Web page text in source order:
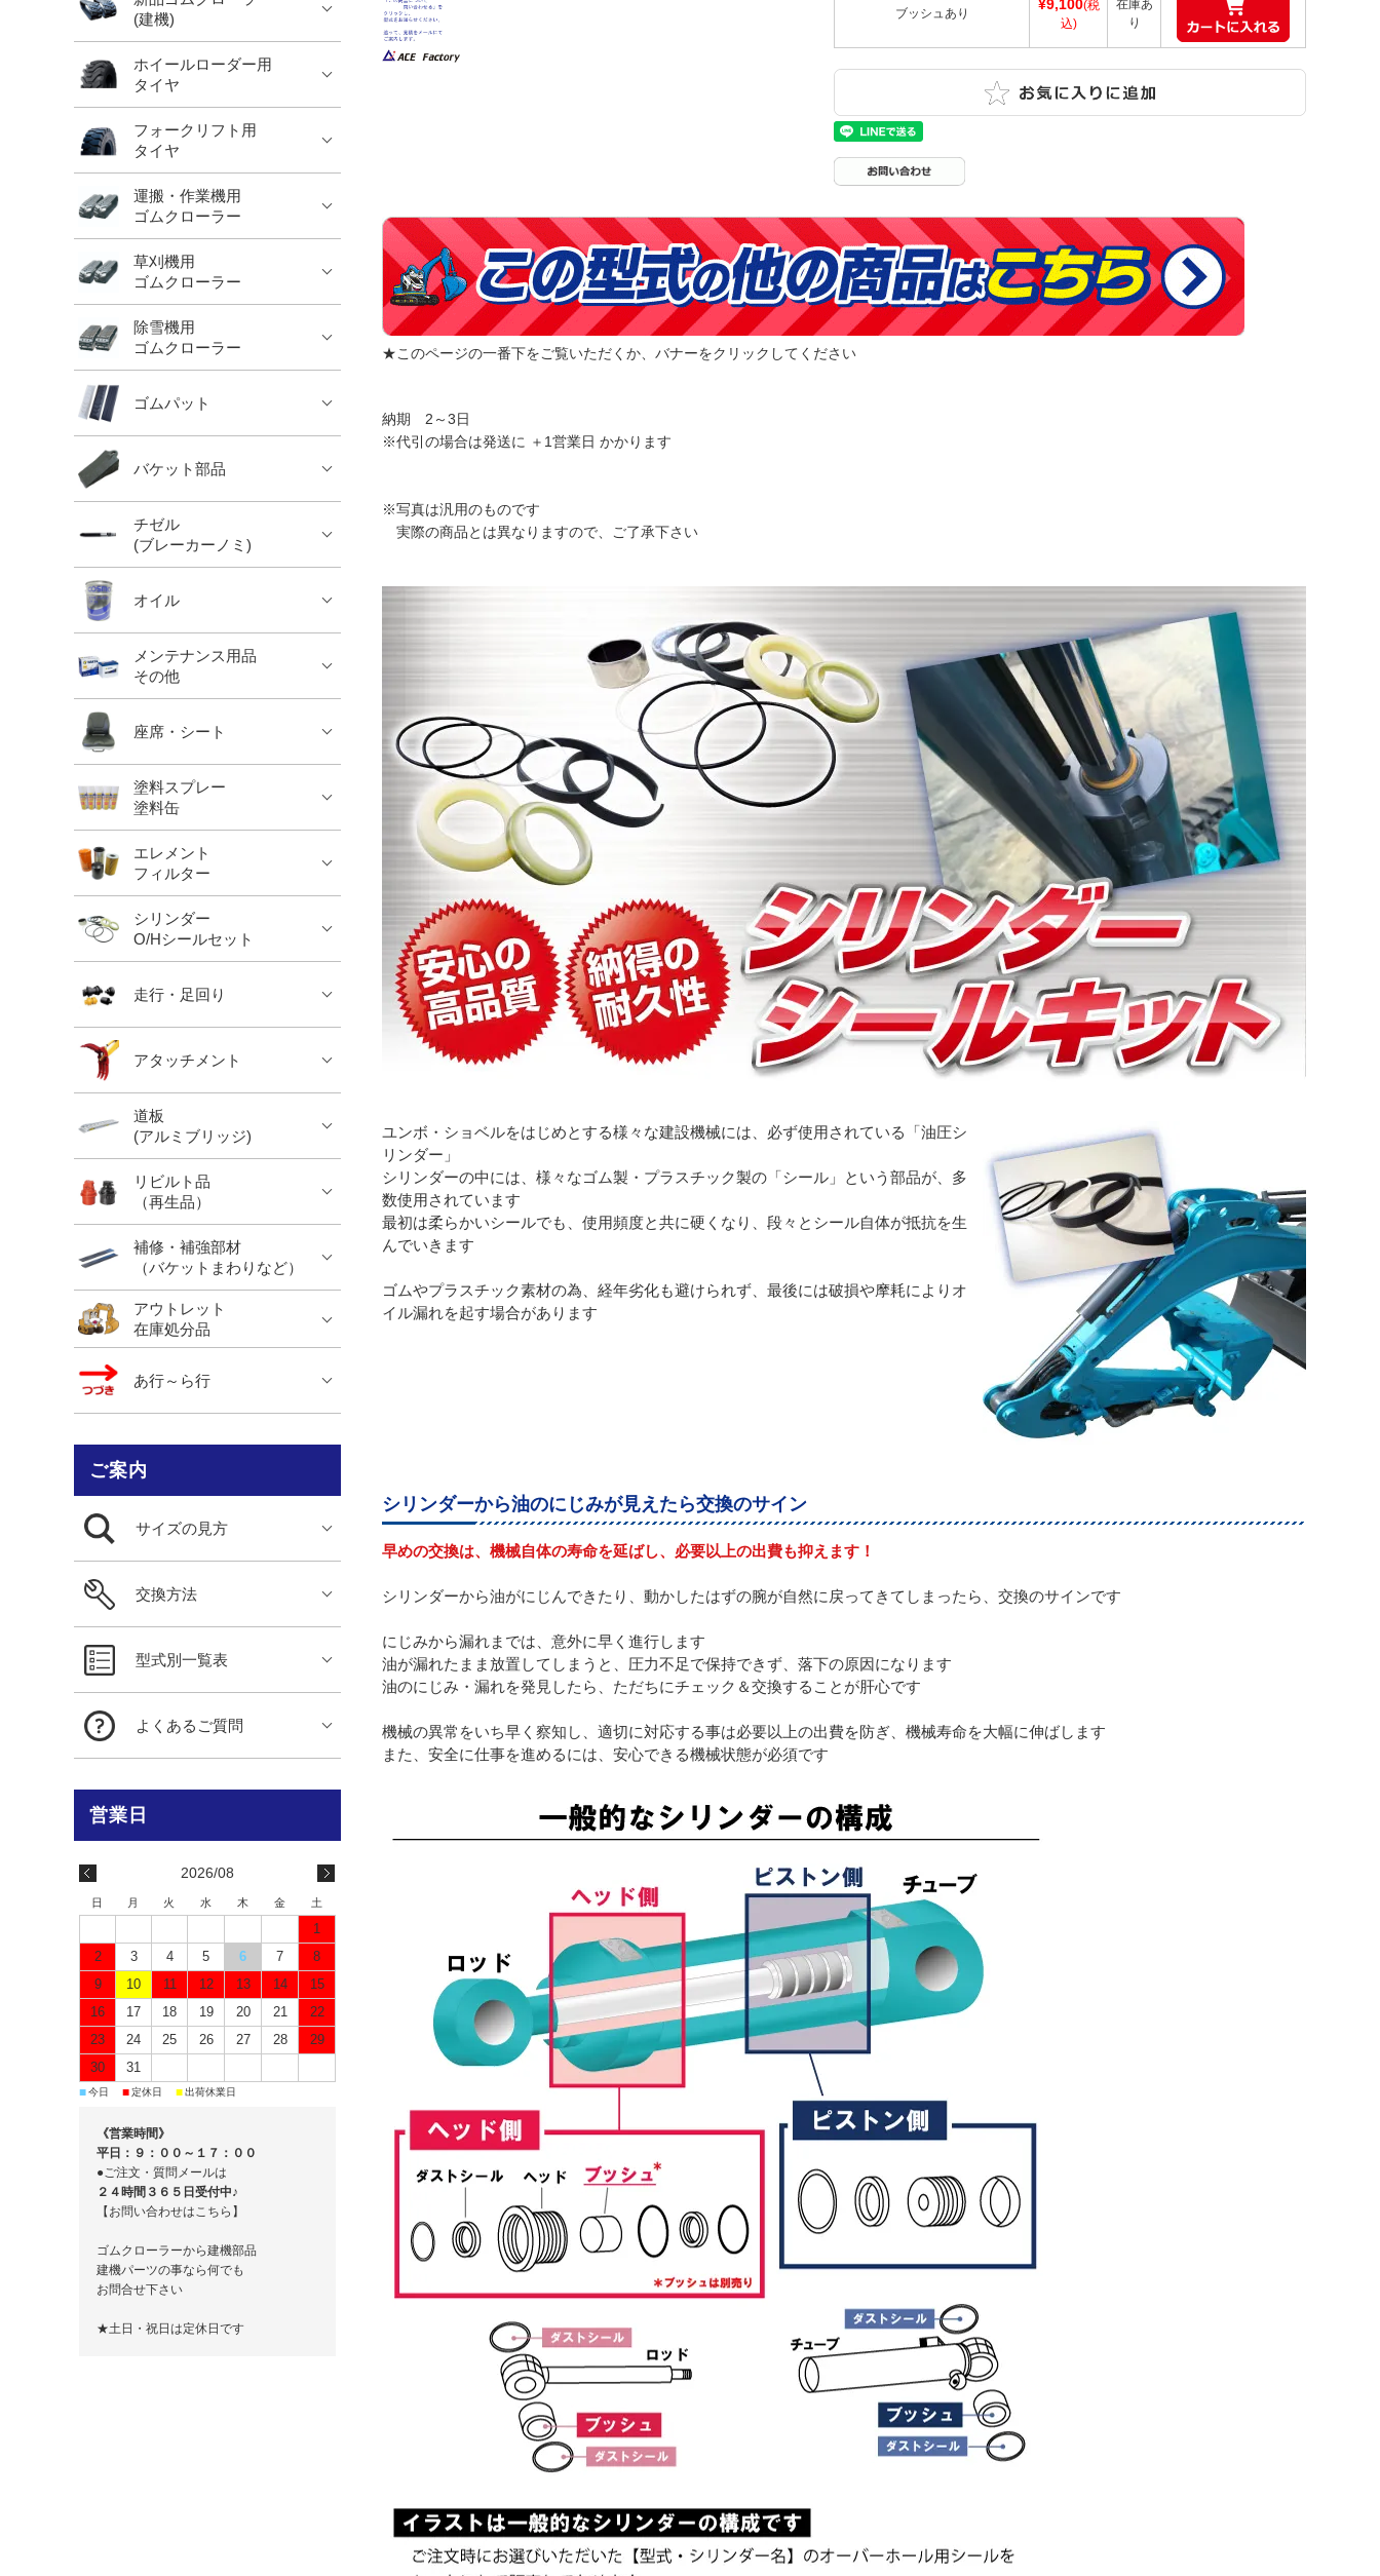
ブッシュあり
¥9,100(税
込)
在庫あ
り
★このページの一番下をご覧いただくか、バナーをクリックしてください
納期 2～3日
※代引の場合は発送に ＋1営業日 かかります
※写真は汎用のものです
実際の商品とは異なりますので、ご了承下さい
ユンボ・ショベルをはじめとする様々な建設機械には、必ず使用されている「油圧シ
リンダー」
シリンダーの中には、様々なゴム製・プラスチック製の「シール」という部品が、多
数使用されています
最初は柔らかいシールでも、使用頻度と共に硬くなり、段々とシール自体が抵抗を生
んでいきます
ゴムやプラスチック素材の為、経年劣化も避けられず、最後には破損や摩耗によりオ
イル漏れを起す場合があります
シリンダーから油のにじみが見えたら交換のサイン
早めの交換は、機械自体の寿命を延ばし、必要以上の出費も抑えます！
シリンダーから油がにじんできたり、動かしたはずの腕が自然に戻ってきてしまったら、交換のサインです
にじみから漏れまでは、意外に早く進行します
油が漏れたまま放置してしまうと、圧力不足で保持できず、落下の原因になります
油のにじみ・漏れを発見したら、ただちにチェック＆交換することが肝心です
機械の異常をいち早く察知し、適切に対応する事は必要以上の出費を防ぎ、機械寿命を大幅に伸ばします
また、安全に仕事を進めるには、安心できる機械状態が必須です
(建機)
ホイールローダー用
タイヤ
フォークリフト用
タイヤ
運搬・作業機用
ゴムクローラー
草刈機用
ゴムクローラー
除雪機用
ゴムクローラー
ゴムパット
バケット部品
チゼル
(ブレーカーノミ)
オイル
メンテナンス用品
その他
座席・シート
塗料スプレー
塗料缶
エレメント
フィルター
シリンダー
O/Hシールセット
走行・足回り
アタッチメント
道板
(アルミブリッジ)
リビルト品
（再生品）
補修・補強部材
（バケットまわりなど）
アウトレット
在庫処分品
あ行～ら行
ご案内
サイズの見方
交換方法
型式別一覧表
よくあるご質問
2026/08
日 月 火 水 木 金 土
1
2
3 4 5 6 7
8
9
10 11 12 13 14
15
16
17 18 19 20 21
22
23
24 25 26 27 28
29
30
31
■今日 ■定休日 ■出荷休業日
《営業時間》
平日：９：００～１７：００
●ご注文・質問メールは
２４時間３６５日受付中♪
【お問い合わせはこちら】
ゴムクローラーから建機部品
建機パーツの事なら何でも
お問合せ下さい
★土日・祝日は定休日です